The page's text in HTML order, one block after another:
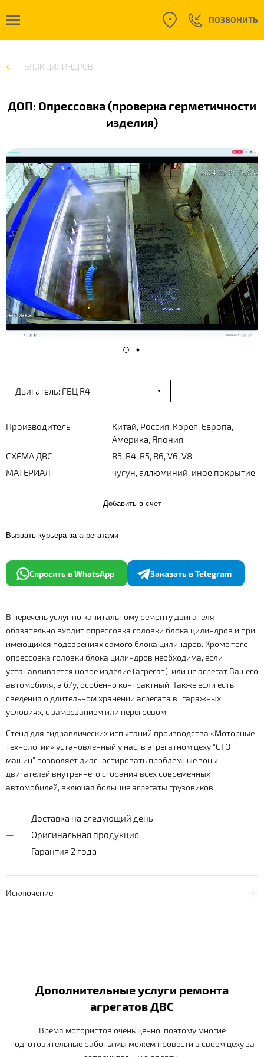
ПОЗВОНИТЬ
БЛОК ЦИЛИНДРОВ
ДОП: Опрессовка (проверка герметичности
изделия)
Двигатель: ГБЦ R4
Производитель
Китай, Россия, Корея, Европа,
Америка, Япония
СХЕМА ДВС
R3, R4, R5, R6, V6, V8
МАТЕРИАЛ
чугун, аллюминий, иное покрытие
Добавить в счет
Вызвать курьера за агрегатами
Спросить в WhatsApp Заказать в Telegram
В перечень услуг по капитальному ремонту двигателя
обязательно входит опрессовка головки блока цилиндров и при
имеющихся подозрениях самого блока цилиндров. Кроме того,
опрессовка головки блока цилиндров необходима, если
устанавливается новое изделие (агрегат), или не агрегат Вашего
автомобиля, а б/у, особенно контрактный. Также если есть
сведения о длительном хранении агрегата в "гаражных"
условиях, с замерзанием или перегревом.
Стенд для гидравлических испытаний производства «Моторные
технологии» установленный у нас, в агрегатном цеху "СТО
машин" позволяет диагностировать проблемные зоны
двигателей внутреннего сгорания всех современных
автомобилей, включая большие агрегаты грузовиков.
Доставка на следующий день
Оригинальная продукция
Гарантия 2 года
Исключение
Дополнительные услуги ремонта
агрегатов ДВС
Время мотористов очень ценно, поэтому многие
подготовительные работы мы можем провести в своем цеху за